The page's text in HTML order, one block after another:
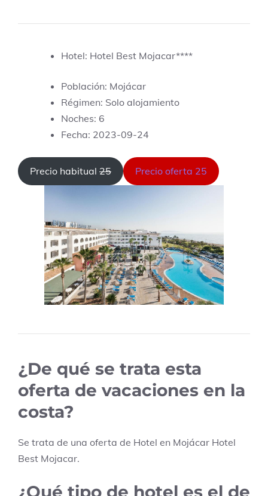
Hotel: Hotel Best Mojacar****
Población: Mojácar
Régimen: Solo alojamiento
Noches: 6
Fecha: 2023-09-24
Precio habitual 25 Precio oferta 25
¿De qué se trata esta
oferta de vacaciones en la
costa?
Se trata de una oferta de Hotel en Mojácar Hotel
Best Mojacar.